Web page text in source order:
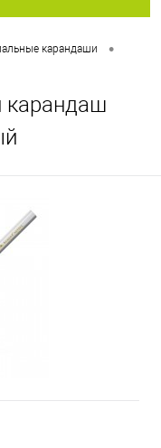
карандаши •
карандаш